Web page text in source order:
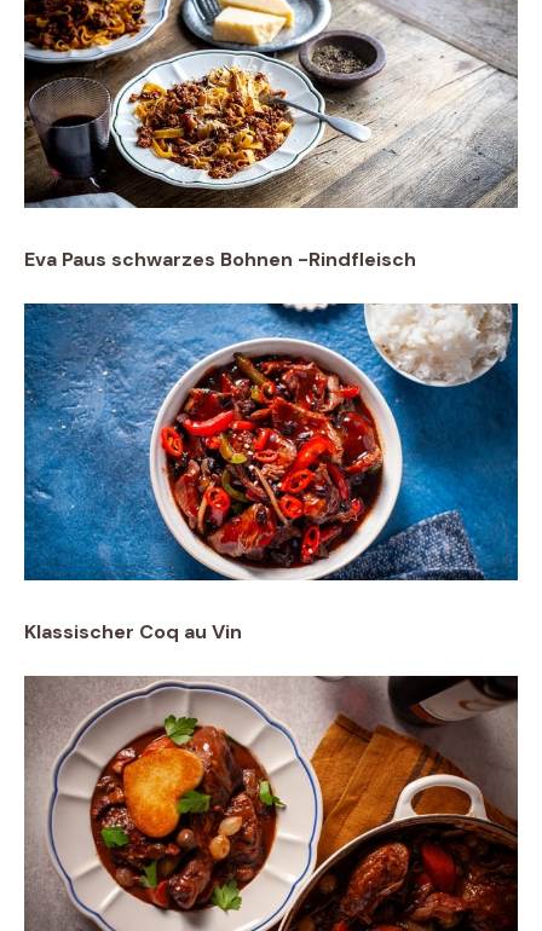
Eva Paus schwarzes Bohnen -Rindfleisch
Klassischer Coq au Vin